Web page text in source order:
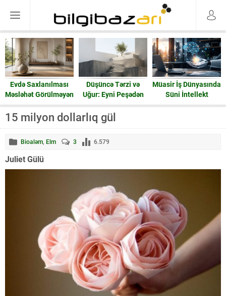
Evdə Saxlanılması
Məsləhət Görülməyən
15 Əşya: Enerji və
Ruzi
Düşüncə Tərzi və
Uğur: Eyni Peşədən
Fərqli Nəticələrə
Gedən Yol
Müasir İş Dünyasında
Süni İntellekt
15 milyon dollarlıq gül
Bioaləm, Elm 3 6.579
Juliet Gülü